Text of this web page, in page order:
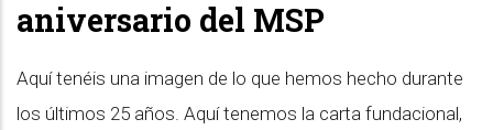
aniversario del MSP
Aquí tenéis una imagen de lo que hemos hecho durante
los últimos 25 años. Aquí tenemos la carta fundacional,